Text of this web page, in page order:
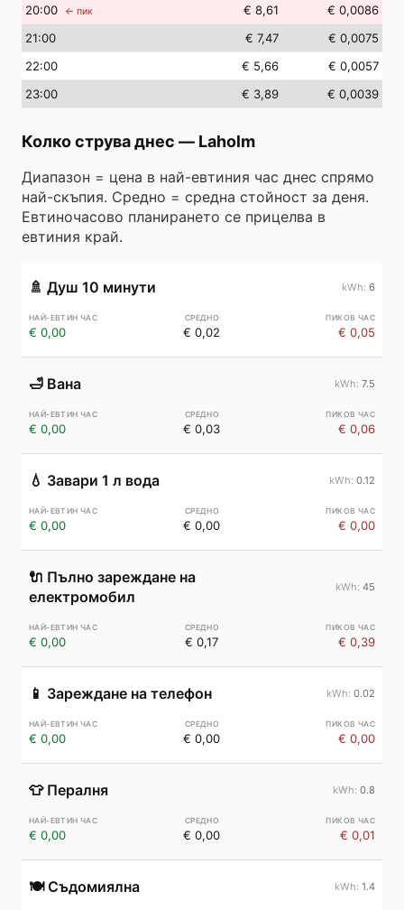
20:00 ← пик € 8,61
€ 0,0086
21:00 € 7,47
€ 0,0075
22:00 € 5,66
€ 0,0057
23:00 € 3,89 € 0,0039
Колко струва днес — Laholm
Диапазон = цена в най-евтиния час днес спрямо
най-скъпия. Средно = средна стойност за деня.
Евтиночасово планирането се прицелва в
евтиния край.
🚿 Душ 10 минути 6
€ 0,00 € 0,02 € 0,05
🛁 Вана 7.5
€ 0,00 € 0,03 € 0,06
💧 Завари 1 л вода 0.12
€ 0,00 € 0,00 € 0,00
🔌 Пълно зареждане на
електромобил
45
€ 0,00 € 0,17 € 0,39
📱 Зареждане на телефон 0.02
€ 0,00 € 0,00 € 0,00
👕 Пералня 0.8
€ 0,00 € 0,00 € 0,01
🍽️ Съдомиялна 1.4